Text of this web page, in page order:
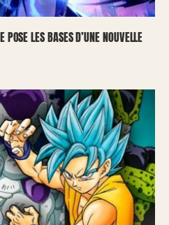
LES BASES D’UNE NOUVELLE